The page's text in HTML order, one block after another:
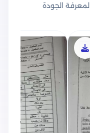
الجودة